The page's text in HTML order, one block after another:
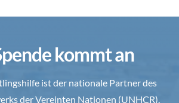
kommt an
ist der nationale Partner des
der Vereinten Nationen (UNHCR).